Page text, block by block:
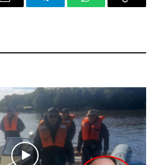
Email TelegramWhatsAppCopy